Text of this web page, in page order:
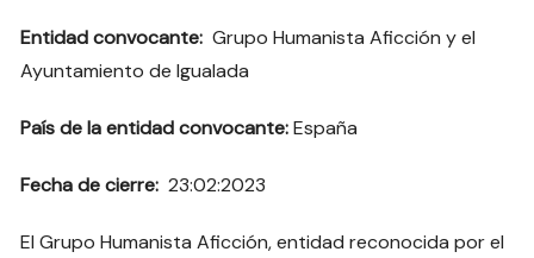
Entidad convocante: Grupo Humanista Aficción y el
Ayuntamiento de Igualada
País de la entidad convocante:España
Fecha de cierre: 23:02:2023
El Grupo Humanista Aficción, entidad reconocida por el